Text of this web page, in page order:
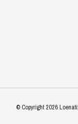
© Copyright 2026